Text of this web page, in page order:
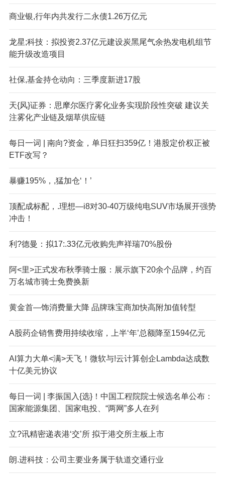
商业银,行年内共发行二永债1.26万亿元
龙星;科技：拟投资2.37亿元建设炭黑尾气余热发电机组节
能升级改造项目
社保,基金持仓动向：三季度新进17股
天{风}证券：思摩尔医疗雾化业务实现阶段性突破 建议关
注雾化产业链及烟草供应链
每日一词 | 南向?资金，单日狂扫359亿！港股定价权正被
ETF改写？
暴赚195%，,猛加仓‘！’
顶配成标配，.理想—i8对30-40万级纯电SUV市场展开强势
冲击！
利?德曼：拟17:.33亿元收购先声祥瑞70%股份
阿<里>正式发布秋季骑士服：展示旗下20余个品牌，约百
万名城市骑士免费换新
黄金首—饰消费量大降 品牌珠宝商加快高附加值转型
A股药企销售费用持续收缩，上半‘年’总额降至1594亿元
AI算力大单<满>天飞！微软与!云计算创企Lambda达成数
十亿美元协议
每日一词 | 李振国入{选}！中国工程院院士候选名单公布：
国家能源集团、国家电投、“两网”多人在列
立?讯精密递表港‘交’所 拟于港交所主板上市
朗.进科技：公司主要业务属于轨道交通行业